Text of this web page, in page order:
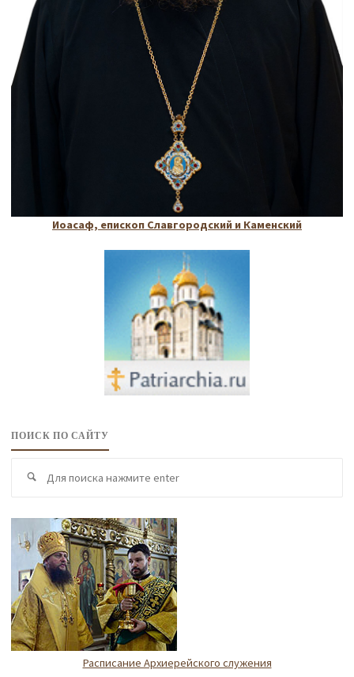
Иоасаф, епископ Славгородский и Каменский
ПОИСК ПО САЙТУ
Поиск
Расписание Архиерейского служения